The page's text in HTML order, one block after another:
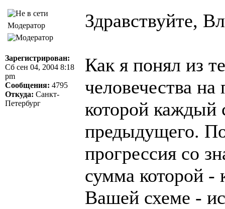
Модератор
Зарегистрирован:
Сб сен 04, 2004 8:18
pm
Сообщения: 4795
Откуда: Санкт-
Петербург
Здравствуйте,
Как я понял из
человечества на
которой каждый
предыдущего.
прогрессия со
сумма которой -
Вашей схеме -